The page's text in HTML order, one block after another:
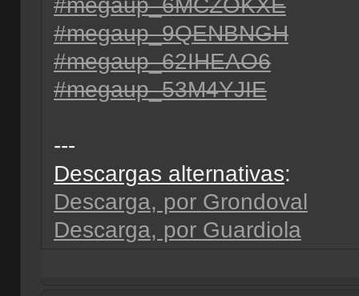
#megaup_6MCZOKXE
#megaup_9QENBNGH
#megaup_62IHEAO6
#megaup_53M4YJIE
---
Descargas alternativas:
Descarga, por Grondoval
Descarga, por Guardiola